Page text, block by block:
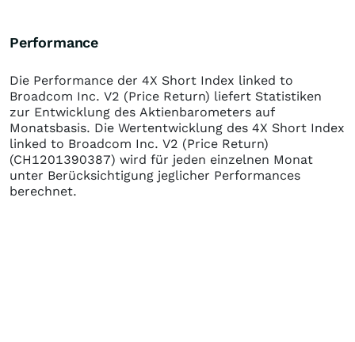
Performance
Die Performance der 4X Short Index linked to
Broadcom Inc. V2 (Price Return) liefert Statistiken
zur Entwicklung des Aktienbarometers auf
Monatsbasis. Die Wertentwicklung des 4X Short Index
linked to Broadcom Inc. V2 (Price Return)
(CH1201390387) wird für jeden einzelnen Monat
unter Berücksichtigung jeglicher Performances
berechnet.